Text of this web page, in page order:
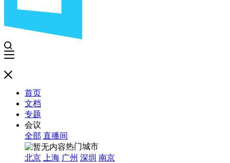
首页
文档
专题
会议
全部 直播间
热门城市
北京
上海 广州 深圳 南京